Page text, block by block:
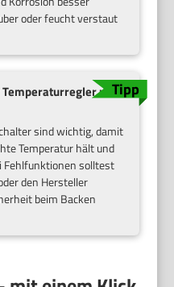
oder feucht verstaut
und
sind wichtig, damit
Temperatur hält und
Fehlfunktionen solltest
den Hersteller
beim Backen